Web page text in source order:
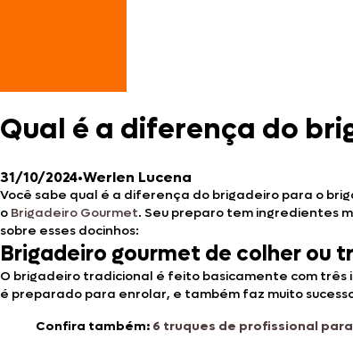
Qual é a diferença do
31/10/2024•Werlen Lucena
Você sabe qual é a diferença do brigadeiro para o
o Brigadeiro Gourmet. Seu preparo tem ingredientes
sobre esses docinhos:
Brigadeiro gourmet de colher ou
O brigadeiro tradicional é feito basicamente com
é preparado para enrolar, e também faz muito
Confira também: 6 truques de profissional